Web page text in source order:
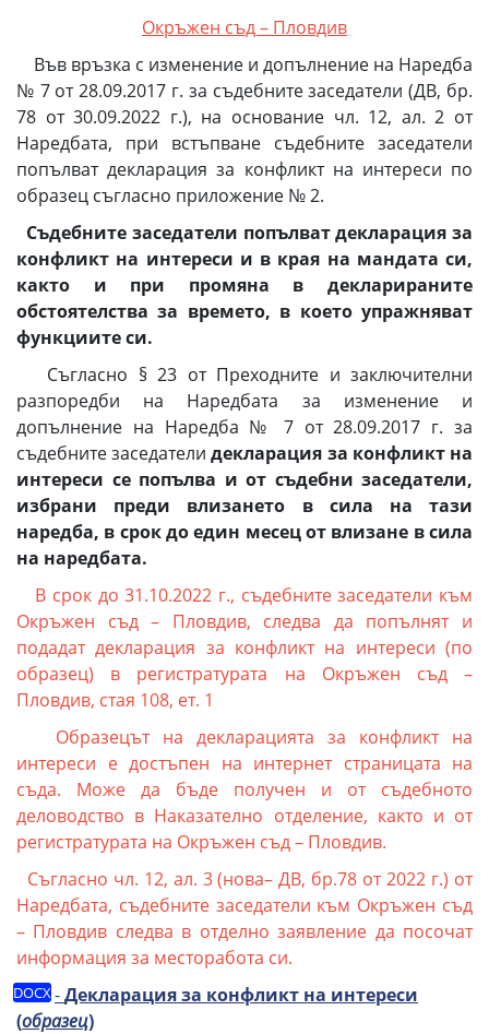
Окръжен съд – Пловдив
Във връзка с изменение и допълнение на Наредба
№ 7 от 28.09.2017 г. за съдебните заседатели (ДВ, бр.
78 от 30.09.2022 г.), на основание чл. 12, ал. 2 от
Наредбата, при встъпване съдебните заседатели
попълват декларация за конфликт на интереси по
образец съгласно приложение № 2.
Съдебните заседатели попълват декларация за
конфликт на интереси и в края на мандата си,
както и при промяна в декларираните
обстоятелства за времето, в което упражняват
функциите си.
Съгласно § 23 от Преходните и заключителни
разпоредби на Наредбата за изменение и
допълнение на Наредба № 7 от 28.09.2017 г. за
съдебните заседатели декларация за конфликт на
интереси се попълва и от съдебни заседатели,
избрани преди влизането в сила на тази
наредба, в срок до един месец от влизане в сила
на наредбата.
В срок до 31.10.2022 г., съдебните заседатели към
Окръжен съд – Пловдив, следва да попълнят и
подадат декларация за конфликт на интереси (по
образец) в регистратурата на Окръжен съд –
Пловдив, стая 108, ет. 1
Образецът на декларацията за конфликт на
интереси е достъпен на интернет страницата на
съда. Може да бъде получен и от съдебното
деловодство в Наказателно отделение, както и от
регистратурата на Окръжен съд – Пловдив.
Съгласно чл. 12, ал. 3 (нова– ДВ, бр.78 от 2022 г.) от
Наредбата, съдебните заседатели към Окръжен съд
– Пловдив следва в отделно заявление да посочат
информация за месторабота си.
-Декларация за конфликт на интереси
(образец)